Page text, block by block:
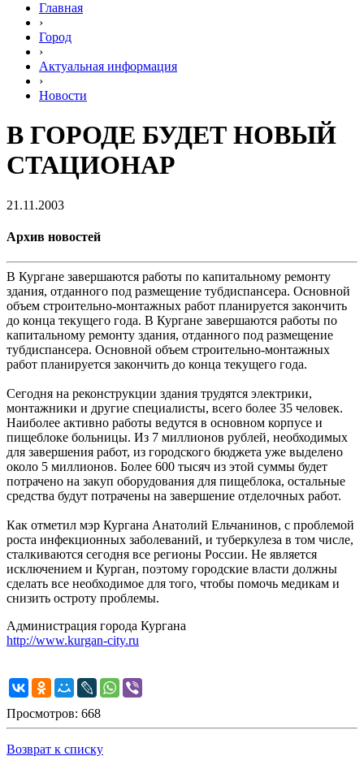
Главная
›
Город
›
Актуальная информация
›
Новости
В ГОРОДЕ БУДЕТ НОВЫЙ
СТАЦИОНАР
21.11.2003
Архив новостей
В Кургане завершаются работы по капитальному ремонту
здания, отданного под размещение тубдиспансера. Основной
объем строительно-монтажных работ планируется закончить
до конца текущего года. В Кургане завершаются работы по
капитальному ремонту здания, отданного под размещение
тубдиспансера. Основной объем строительно-монтажных
работ планируется закончить до конца текущего года.
Сегодня на реконструкции здания трудятся электрики,
монтажники и другие специалисты, всего более 35 человек.
Наиболее активно работы ведутся в основном корпусе и
пищеблоке больницы. Из 7 миллионов рублей, необходимых
для завершения работ, из городского бюджета уже выделено
около 5 миллионов. Более 600 тысяч из этой суммы будет
потрачено на закуп оборудования для пищеблока, остальные
средства будут потрачены на завершение отделочных работ.
Как отметил мэр Кургана Анатолий Ельчанинов, с проблемой
роста инфекционных заболеваний, и туберкулеза в том числе,
сталкиваются сегодня все регионы России. Не является
исключением и Курган, поэтому городские власти должны
сделать все необходимое для того, чтобы помочь медикам и
снизить остроту проблемы.
Администрация города Кургана
http://www.kurgan-city.ru
Просмотров: 668
Возврат к списку